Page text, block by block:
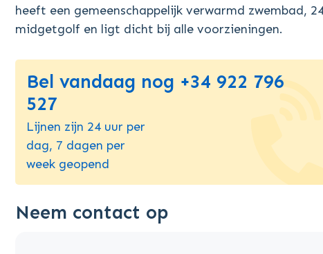
heeft een gemeenschappelijk verwarmd zwembad,
midgetgolf en ligt dicht bij alle voorzieningen.
Bel vandaag nog +34 922 796
527
Lijnen zijn 24 uur per
dag, 7 dagen per
week geopend
Neem contact op